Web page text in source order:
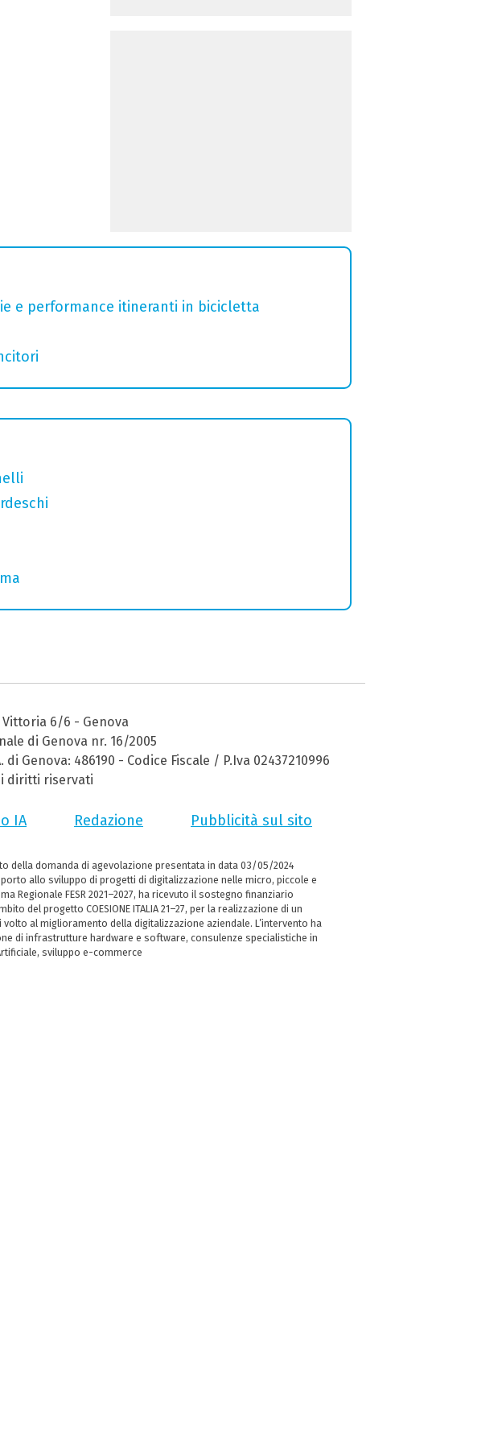
e performance itineranti in bicicletta
Vittoria 6/6 - Genova
di Genova nr. 16/2005
Genova: 486190 - Codice Fiscale / P.Iva 02437210996
i diritti riservati
IA Redazione Pubblicità sul sito
della domanda di agevolazione presentata in data 03/05/2024
allo sviluppo di progetti di digitalizzazione nelle micro, piccole e
Regionale FESR 2021–2027, ha ricevuto il sostegno finanziario
del progetto COESIONE ITALIA 21–27, per la realizzazione di un
al miglioramento della digitalizzazione aziendale. L’intervento ha
di infrastrutture hardware e software, consulenze specialistiche in
sviluppo e-commerce